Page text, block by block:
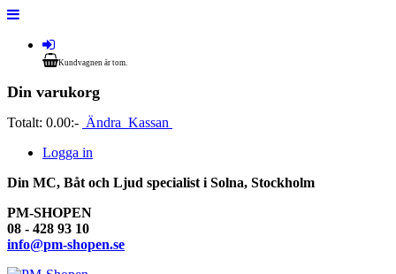
Kundvagnen är tom.
Din varukorg
Totalt: 0.00:- Ändra Kassan
Logga in
Din MC, Båt och Ljud specialist i Solna, Stockholm
PM-SHOPEN
08 - 428 93 10
info@pm-shopen.se